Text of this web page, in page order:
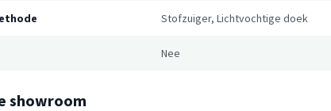
Stofzuiger, Lichtvochtige doek
Nee
showroom